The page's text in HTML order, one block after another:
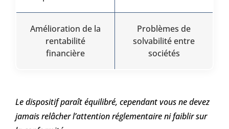
Amélioration de la
rentabilité
financière
Problèmes de
solvabilité entre
sociétés
Le dispositif paraît équilibré, cependant vous ne devez
jamais relâcher l’attention réglementaire ni faiblir sur